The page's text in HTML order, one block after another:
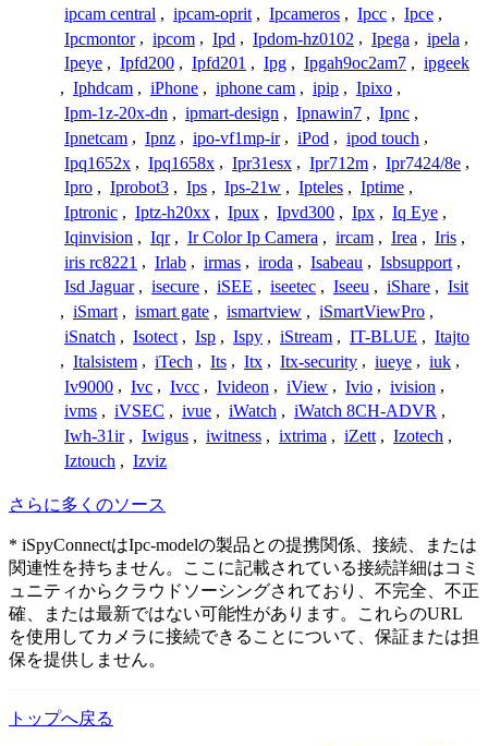
ipcam central , ipcam-oprit , Ipcameros , Ipcc , Ipce ,
Ipcmontor , ipcom , Ipd , Ipdom-hz0102 , Ipega , ipela ,
Ipeye , Ipfd200 , Ipfd201 , Ipg , Ipgah9oc2am7 , ipgeek
, Iphdcam , iPhone , iphone cam , ipip , Ipixo ,
Ipm-1z-20x-dn , ipmart-design , Ipnawin7 , Ipnc ,
Ipnetcam , Ipnz , ipo-vf1mp-ir , iPod , ipod touch ,
Ipq1652x , Ipq1658x , Ipr31esx , Ipr712m , Ipr7424/8e ,
Ipro , Iprobot3 , Ips , Ips-21w , Ipteles , Iptime ,
Iptronic , Iptz-h20xx , Ipux , Ipvd300 , Ipx , Iq Eye ,
Iqinvision , Iqr , Ir Color Ip Camera , ircam , Irea , Iris ,
iris rc8221 , Irlab , irmas , iroda , Isabeau , Isbsupport ,
Isd Jaguar , isecure , iSEE , iseetec , Iseeu , iShare , Isit
, iSmart , ismart gate , ismartview , iSmartViewPro ,
iSnatch , Isotect , Isp , Ispy , iStream , IT-BLUE , Itajto
, Italsistem , iTech , Its , Itx , Itx-security , iueye , iuk ,
Iv9000 , Ivc , Ivcc , Ivideon , iView , Ivio , ivision ,
ivms , iVSEC , ivue , iWatch , iWatch 8CH-ADVR ,
Iwh-31ir , Iwigus , iwitness , ixtrima , iZett , Izotech ,
Iztouch , Izviz
さらに多くのソース
* iSpyConnectはIpc-modelの製品との提携関係、接続、または
関連性を持ちません。ここに記載されている接続詳細はコミ
ュニティからクラウドソーシングされており、不完全、不正
確、または最新ではない可能性があります。これらのURL
を使用してカメラに接続できることについて、保証または担
保を提供しません。
トップへ戻る